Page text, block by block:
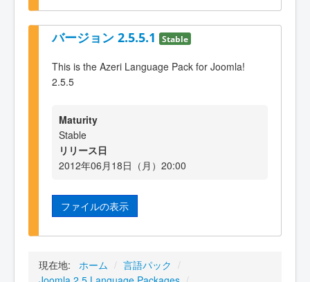
バージョン 2.5.5.1 Stable
This is the Azeri Language Pack for Joomla!
2.5.5
Maturity
Stable
リリース日
2012年06月18日（月）20:00
ファイルの表示
現在地: ホーム / 言語パック /